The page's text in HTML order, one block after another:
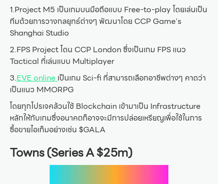
1.Project M5 เป็นเกมบนมือถือแบบ Free-to-play โดยเล่นเป็น
ทีมด้วยการวางกลยุทธ์ต่างๆ พัฒนาโดย CCP Game’s
Shanghai Studio
2.FPS Project โดน CCP London ซึ่งเป็นเกม FPS แนว
Tactical ที่เล่นแบบ Multiplayer
3.EVE onlineเป็นเกม Sci-fi ที่สามารถเลือกอาชีพต่างๆ คาดว่า
เป็นแนว MMORPG
โดยทุกโปรเจคล้วนใช้ Blockchain เข้ามาเป็น Infrastructure
หลักให้กับเกมซึ่งอนาคตก็อาจจะมีการปล่อยเหรียญเพื่อใช้ในการ
ซื้อขายไอเท็มอย่างเช่น $GALA
Towns (Series A $25m)